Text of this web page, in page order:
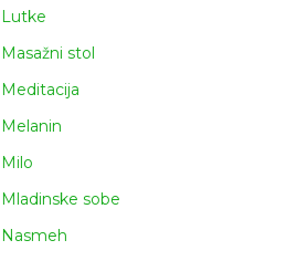
Lutke
Masažni stol
Meditacija
Melanin
Milo
Mladinske sobe
Nasmeh